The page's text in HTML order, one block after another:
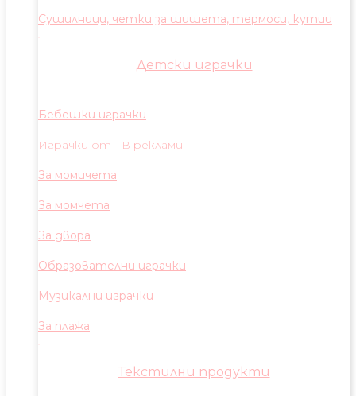
Сушилници, четки за шишета, термоси, кутии
Детски играчки
Бебешки играчки
Играчки от ТВ реклами
За момичета
За момчета
За двора
Образователни играчки
Музикални играчки
За плажа
Текстилни продукти